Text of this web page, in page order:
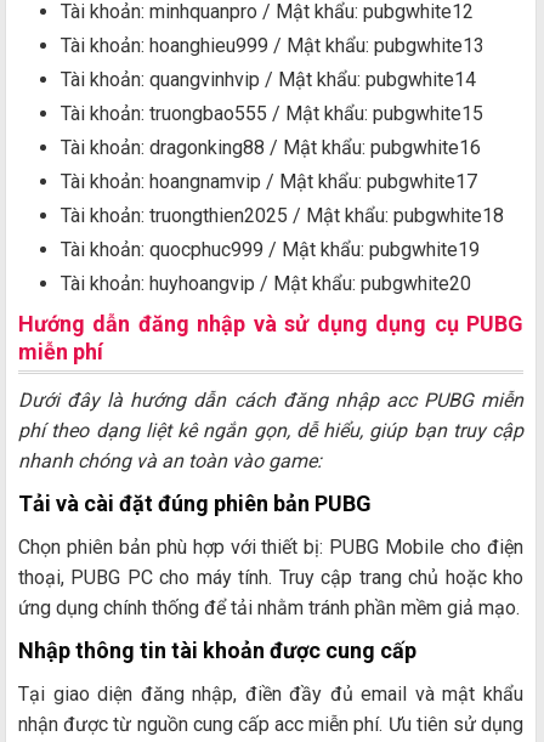
Tài khoản: minhquanpro / Mật khẩu: pubgwhite12
Tài khoản: hoanghieu999 / Mật khẩu: pubgwhite13
Tài khoản: quangvinhvip / Mật khẩu: pubgwhite14
Tài khoản: truongbao555 / Mật khẩu: pubgwhite15
Tài khoản: dragonking88 / Mật khẩu: pubgwhite16
Tài khoản: hoangnamvip / Mật khẩu: pubgwhite17
Tài khoản: truongthien2025 / Mật khẩu: pubgwhite18
Tài khoản: quocphuc999 / Mật khẩu: pubgwhite19
Tài khoản: huyhoangvip / Mật khẩu: pubgwhite20
Hướng dẫn đăng nhập và sử dụng dụng cụ PUBG
miễn phí
Dưới đây là hướng dẫn cách đăng nhập acc PUBG miễn
phí theo dạng liệt kê ngắn gọn, dễ hiểu, giúp bạn truy cập
nhanh chóng và an toàn vào game:
Tải và cài đặt đúng phiên bản PUBG
Chọn phiên bản phù hợp với thiết bị: PUBG Mobile cho điện
thoại, PUBG PC cho máy tính. Truy cập trang chủ hoặc kho
ứng dụng chính thống để tải nhằm tránh phần mềm giả mạo.
Nhập thông tin tài khoản được cung cấp
Tại giao diện đăng nhập, điền đầy đủ email và mật khẩu
nhận được từ nguồn cung cấp acc miễn phí. Ưu tiên sử dụng